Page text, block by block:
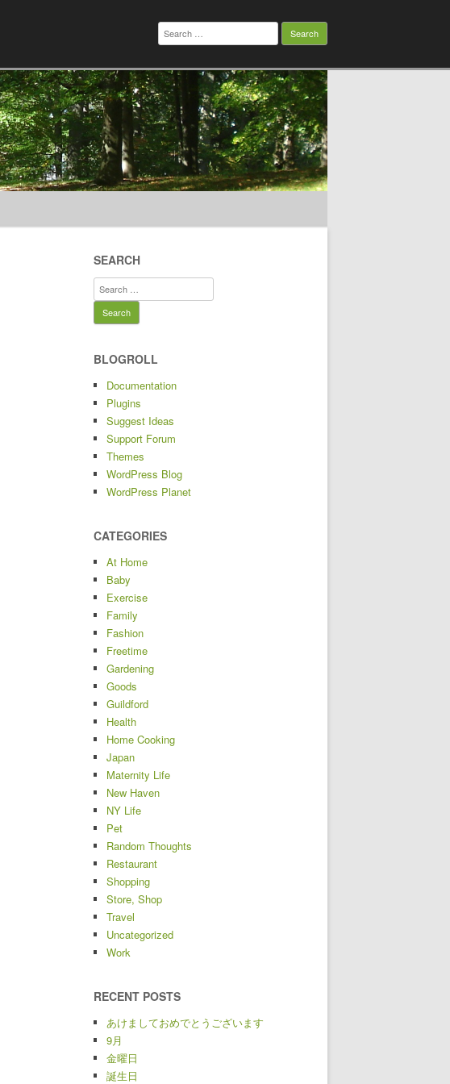
Search
for:
SEARCH
Search
for:
BLOGROLL
Documentation
Plugins
Suggest Ideas
Support Forum
Themes
WordPress Blog
WordPress Planet
CATEGORIES
At Home
Baby
Exercise
Family
Fashion
Freetime
Gardening
Goods
Guildford
Health
Home Cooking
Japan
Maternity Life
New Haven
NY Life
Pet
Random Thoughts
Restaurant
Shopping
Store, Shop
Travel
Uncategorized
Work
RECENT POSTS
あけましておめでとうございます
9月
金曜日
誕生日